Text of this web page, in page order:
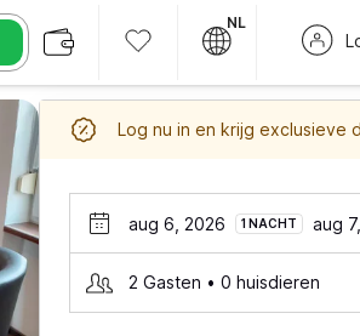
NL
Log nu in en krijg exclusieve
aug 6, 2026 1 NACHT aug
2 Gasten • 0 huisdieren